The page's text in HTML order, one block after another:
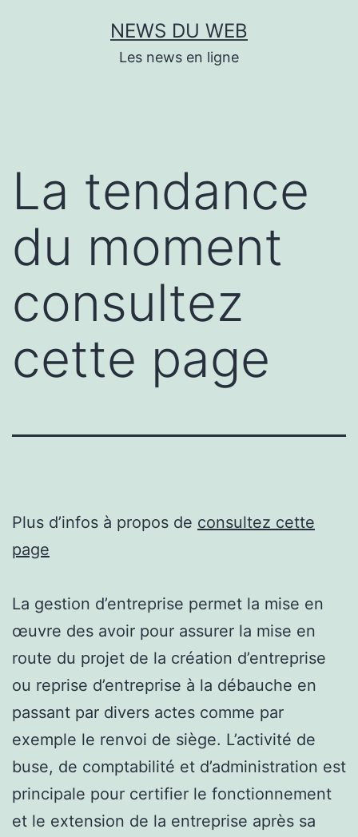
NEWS DU WEB
Les news en ligne
La tendance
du moment
consultez
cette page
Plus d’infos à propos de consultez cette
page
La gestion d’entreprise permet la mise en
œuvre des avoir pour assurer la mise en
route du projet de la création d’entreprise
ou reprise d’entreprise à la débauche en
passant par divers actes comme par
exemple le renvoi de siège. L’activité de
buse, de comptabilité et d’administration est
principale pour certifier le fonctionnement
et le extension de la entreprise après sa